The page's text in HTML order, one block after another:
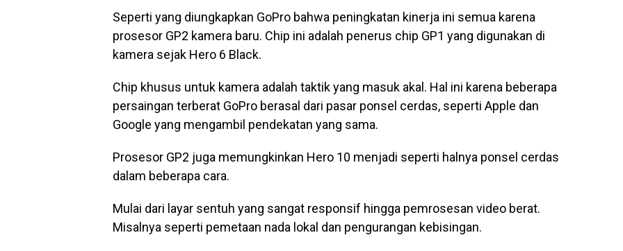
Seperti yang diungkapkan GoPro bahwa peningkatan kinerja ini semua karena
prosesor GP2 kamera baru. Chip ini adalah penerus chip GP1 yang digunakan di
kamera sejak Hero 6 Black.
Chip khusus untuk kamera adalah taktik yang masuk akal. Hal ini karena beberapa
persaingan terberat GoPro berasal dari pasar ponsel cerdas, seperti Apple dan
Google yang mengambil pendekatan yang sama.
Prosesor GP2 juga memungkinkan Hero 10 menjadi seperti halnya ponsel cerdas
dalam beberapa cara.
Mulai dari layar sentuh yang sangat responsif hingga pemrosesan video berat.
Misalnya seperti pemetaan nada lokal dan pengurangan kebisingan.